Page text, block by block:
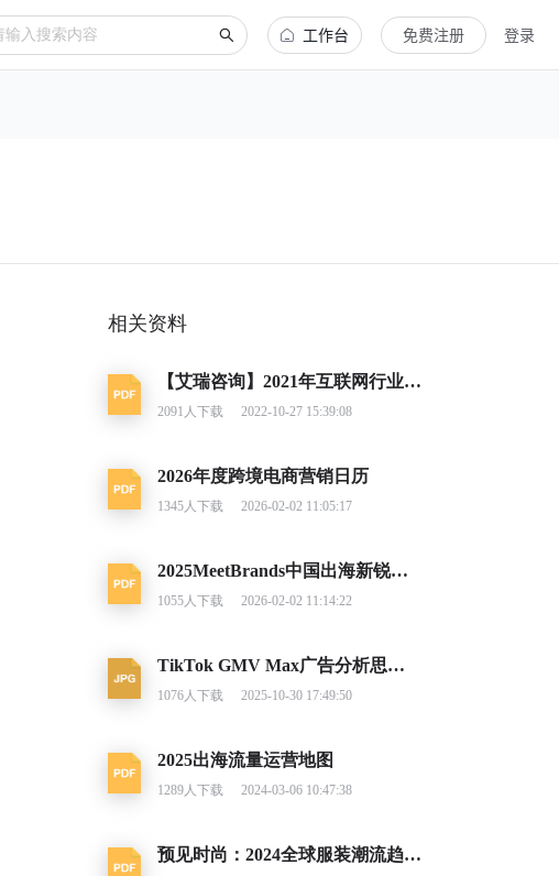
工作台 免费注册 登录
相关资料
【艾瑞咨询】2021年互联网行业挑战与机遇白皮书
2091 人下载 2022-10-27 15:39:08
2026年度跨境电商营销日历
1345人下载 2026-02-02 11:05:17
2025MeetBrands中国出海新锐消费品牌榜单报告
1055人下载 2026-02-02 11:14:22
TikTok GMV Max广告分析思路及调整建议
1076人下载 2025-10-30 17:49:50
2025出海流量运营地图
1289人下载 2024-03-06 10:47:38
预见时尚：2024全球服装潮流趋势洞察